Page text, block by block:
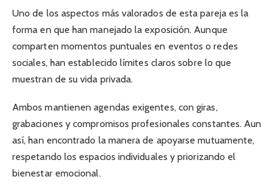
Uno de los aspectos más valorados de esta pareja es la
forma en que han manejado la exposición. Aunque
comparten momentos puntuales en eventos o redes
sociales, han establecido límites claros sobre lo que
muestran de su vida privada.
Ambos mantienen agendas exigentes, con giras,
grabaciones y compromisos profesionales constantes. Aun
así, han encontrado la manera de apoyarse mutuamente,
respetando los espacios individuales y priorizando el
bienestar emocional.